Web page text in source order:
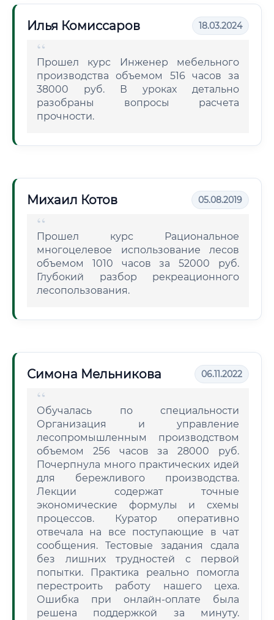
Илья Комиссаров 18.03.2024
Прошел курс Инженер мебельного
производства объемом 516 часов за
38000 руб. В уроках детально
разобраны вопросы расчета
прочности.
Михаил Котов 05.08.2019
Прошел курс Рациональное
многоцелевое использование лесов
объемом 1010 часов за 52000 руб.
Глубокий разбор рекреационного
лесопользования.
Симона Мельникова 06.11.2022
Обучалась по специальности
Организация и управление
лесопромышленным производством
объемом 256 часов за 28000 руб.
Почерпнула много практических идей
для бережливого производства.
Лекции содержат точные
экономические формулы и схемы
процессов. Куратор оперативно
отвечала на все поступающие в чат
сообщения. Тестовые задания сдала
без лишних трудностей с первой
попытки. Практика реально помогла
перестроить работу нашего цеха.
Ошибка при онлайн-оплате была
решена поддержкой за минуту.